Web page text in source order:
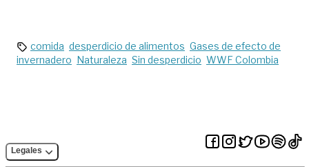
comida desperdicio de alimentos Gases de efecto de
invernadero Naturaleza Sin desperdicio WWF Colombia
Legales